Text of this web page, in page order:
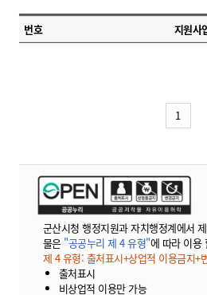
번호 지원사
1
군산시청 행정지원과 자치행정계에서
물은 "공공누리 제 4 유형"에 따라 이용
제 4 유형: 출처표시+상업적 이용금지+
출처표시
비상업적 이용만 가능